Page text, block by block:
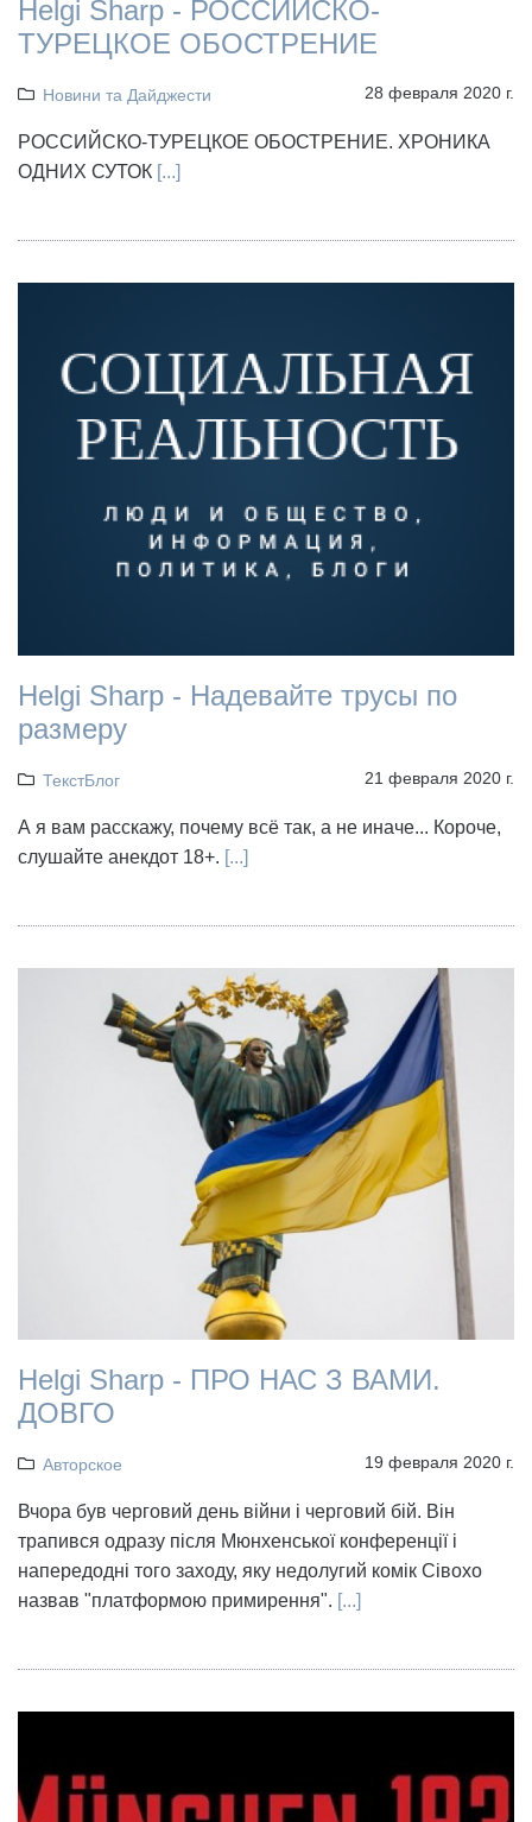
Helgi Sharp - РОССИЙСКО-
ТУРЕЦКОЕ ОБОСТРЕНИЕ
Новини та Дайджести 28 февраля 2020 г.
РОССИЙСКО-ТУРЕЦКОЕ ОБОСТРЕНИЕ. ХРОНИКА
ОДНИХ СУТОК [...]
Helgi Sharp - Надевайте трусы по
размеру
ТекстБлог 21 февраля 2020 г.
А я вам расскажу, почему всё так, а не иначе... Короче,
слушайте анекдот 18+. [...]
Helgi Sharp - ПРО НАС З ВАМИ.
ДОВГО
Авторское 19 февраля 2020 г.
Вчора був черговий день війни і черговий бій. Він
трапився одразу після Мюнхенської конференції і
напередодні того заходу, яку недолугий комік Сівохо
назвав "платформою примирення". [...]